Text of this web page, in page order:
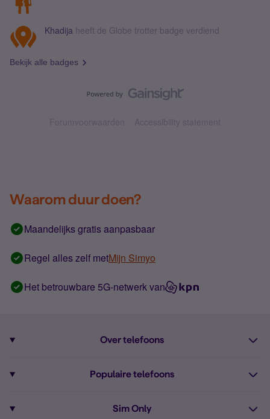
Khadija heeft de Globe trotter badge verdiend
Bekijk alle badges
Forumvoorwaarden Accessibility statement
Waarom duur doen?
Maandelijks gratis aanpasbaar
Regel alles zelf metMijn Simyo
Het betrouwbare 5G-netwerk van
Over telefoons
Alle telefoons
Populaire telefoons
Sim Only